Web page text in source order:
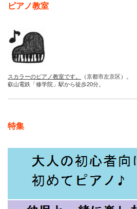
ピアノ教室
スカラーのピアノ教室です。
（京都市左京区）。
叡山電鉄「修学院」駅から徒歩20分。
特集